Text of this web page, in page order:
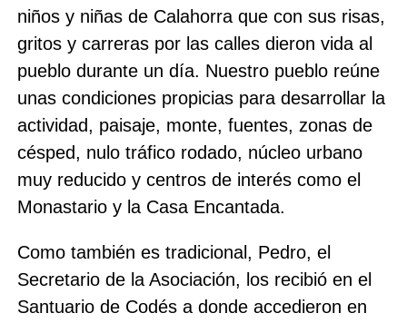
niños y niñas de Calahorra que con sus risas,
gritos y carreras por las calles dieron vida al
pueblo durante un día. Nuestro pueblo reúne
unas condiciones propicias para desarrollar la
actividad, paisaje, monte, fuentes, zonas de
césped, nulo tráfico rodado, núcleo urbano
muy reducido y centros de interés como el
Monastario y la Casa Encantada.
Como también es tradicional, Pedro, el
Secretario de la Asociación, los recibió en el
Santuario de Codés a donde accedieron en